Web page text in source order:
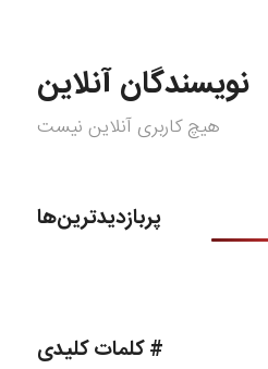
نویسندگان آنلاین
هیچ کاربری آنلاین نیست
پربازدیدترین‌ها
# کلمات کلیدی